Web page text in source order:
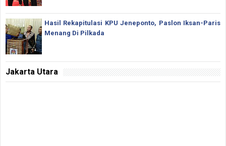
Hasil Rekapitulasi KPU Jeneponto, Paslon Iksan-Paris
Menang Di Pilkada
Jakarta Utara